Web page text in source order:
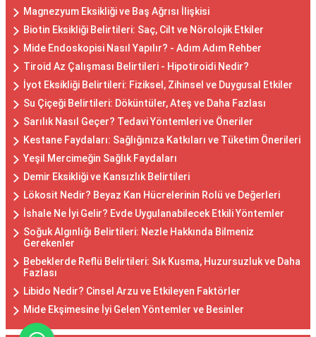
Magnezyum Eksikliği ve Baş Ağrısı İlişkisi
Biotin Eksikliği Belirtileri: Saç, Cilt ve Nörolojik Etkiler
Mide Endoskopisi Nasıl Yapılır? - Adım Adım Rehber
Tiroid Az Çalışması Belirtileri - Hipotiroidi Nedir?
İyot Eksikliği Belirtileri: Fiziksel, Zihinsel ve Duygusal Etkiler
Su Çiçeği Belirtileri: Döküntüler, Ateş ve Daha Fazlası
Sarılık Nasıl Geçer? Tedavi Yöntemleri ve Öneriler
Kestane Faydaları: Sağlığınıza Katkıları ve Tüketim Önerileri
Yeşil Mercimeğin Sağlık Faydaları
Demir Eksikliği ve Kansızlık Belirtileri
Lökosit Nedir? Beyaz Kan Hücrelerinin Rolü ve Değerleri
İshale Ne İyi Gelir? Evde Uygulanabilecek Etkili Yöntemler
Soğuk Algınlığı Belirtileri: Nezle Hakkında Bilmeniz
Gerekenler
Bebeklerde Reflü Belirtileri: Sık Kusma, Huzursuzluk ve Daha
Fazlası
Libido Nedir? Cinsel Arzu ve Etkileyen Faktörler
Mide Ekşimesine İyi Gelen Yöntemler ve Besinler